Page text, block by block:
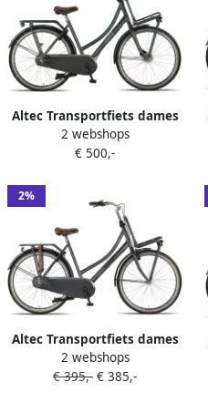
Altec Transportfiets dames
Retro 28 Inch 53 cm Dames
3V Rollerbrake Bosgroen
2 webshops
€ 500,-
2%
Altec Transportfiets dames
Dutch 28 Inch 50 cm Dames
3V Terugtraprem
2 webshops
€ 395,- € 385,-